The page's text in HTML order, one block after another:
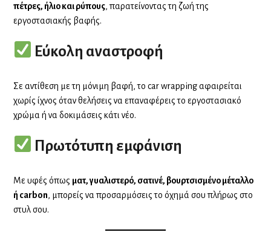
πέτρες, ήλιο και ρύπους, παρατείνοντας τη ζωή της
εργοστασιακής βαφής.
Εύκολη αναστροφή
Σε αντίθεση με τη μόνιμη βαφή, το car wrapping αφαιρείται
χωρίς ίχνος όταν θελήσεις να επαναφέρεις το εργοστασιακό
χρώμα ή να δοκιμάσεις κάτι νέο.
Πρωτότυπη εμφάνιση
Με υφές όπως ματ, γυαλιστερό, σατινέ, βουρτσισμένο μέταλλο
ή carbon, μπορείς να προσαρμόσεις το όχημά σου πλήρως στο
στυλ σου.